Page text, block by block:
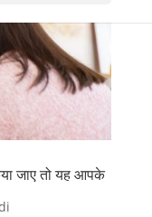
जाए तो यह आपके